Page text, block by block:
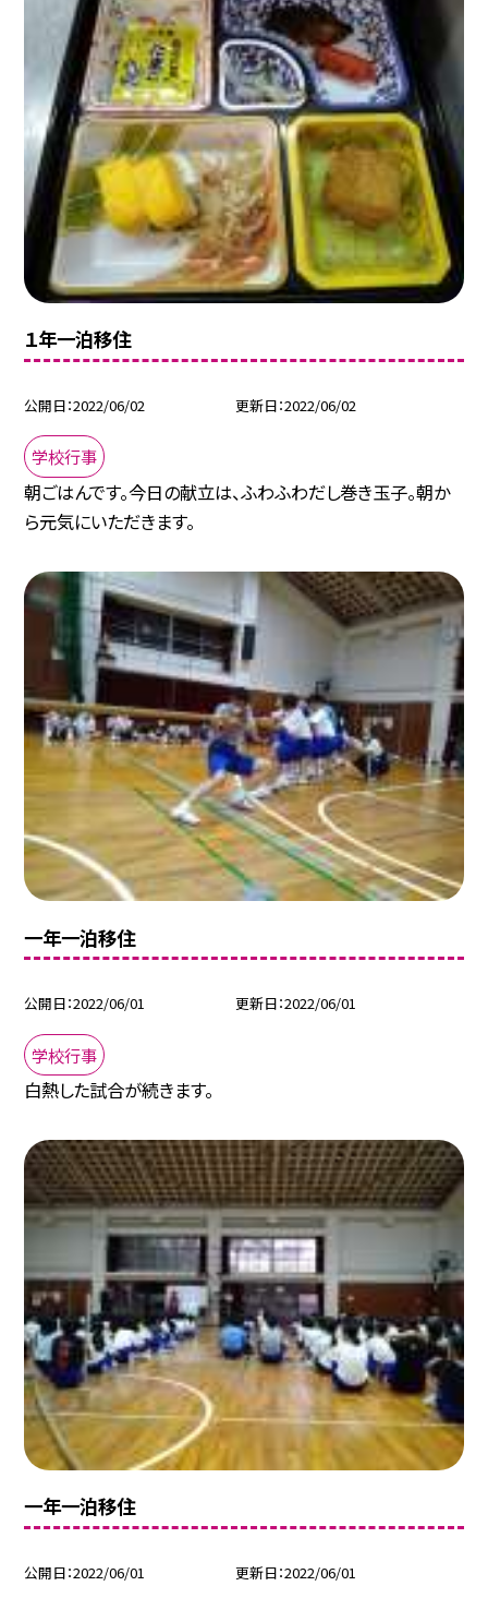
１年一泊移住
公開日 2022/06/02 更新日 2022/06/02
学校行事
朝ごはんです。今日の献立は、ふわふわだし巻き玉子。朝か
ら元気にいただきます。
一年一泊移住
公開日 2022/06/01 更新日 2022/06/01
学校行事
白熱した試合が続きます。
一年一泊移住
公開日 2022/06/01 更新日 2022/06/01